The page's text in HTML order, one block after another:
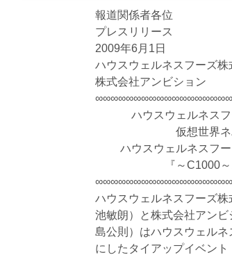
報道関係者各位
プレスリリース
2009年6月1日
ハウスウェルネスフーズ株
株式会社アンビション
ハウスウェルネスフ
仮想世界ネバ
ハウスウェルネスフー
『～C1000～オリジ
ハウスウェルネスフーズ
池敏朗）と株式会社アン
島公則）はハウスウェル
にしたタイアップイベン